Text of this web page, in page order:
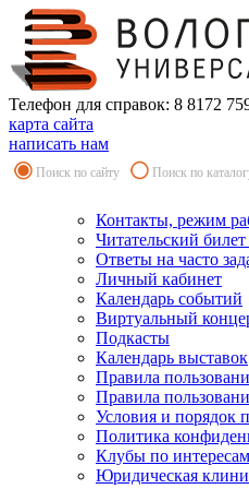
Телефон для справок: 8 8172
карта сайта
написать нам
Поиск по сайту Поиск по
Контакты, режим
Читательский
Ответы на часто
Личный кабинет
Календарь событий
Виртуальный
Подкасты
Календарь выставок
Правила
Правила
Условия и порядок
Политика
Клубы по интересам
Юридическая